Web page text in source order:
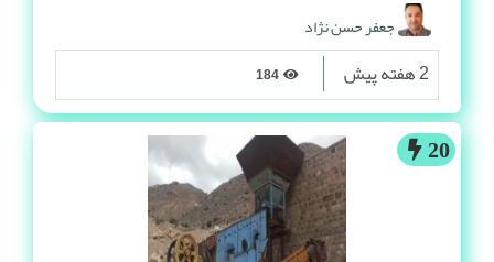
جعفر حسن نژاد
2 هفته پیش
20